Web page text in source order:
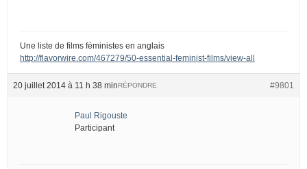
Une liste de films féministes en anglais
http://flavorwire.com/467279/50-essential-feminist-films/view-all
20 juillet 2014 à 11 h 38 min #9801
RÉPONDRE
Paul Rigouste
Participant